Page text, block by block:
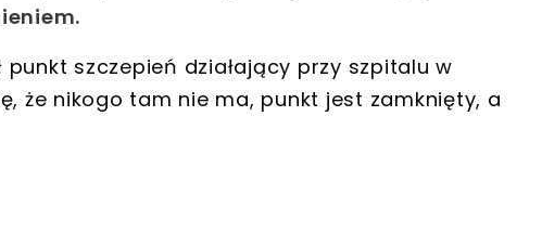
szczepień działający przy szpitalu w
że nikogo tam nie ma, punkt jest zamknięty, a